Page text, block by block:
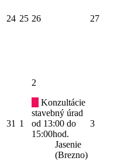
24 25 26 27
31 1
2
Konzultácie
stavebný úrad
od 13:00 do
15:00hod.
Jasenie
(Brezno)
3